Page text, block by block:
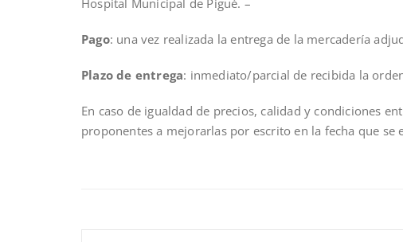
Hospital Municipal de Pigüé. –
Pago: una vez realizada la entrega de la mercadería
Plazo de entrega: inmediato/parcial de recibida la
En caso de igualdad de precios, calidad y condiciones
proponentes a mejorarlas por escrito en la fecha que se